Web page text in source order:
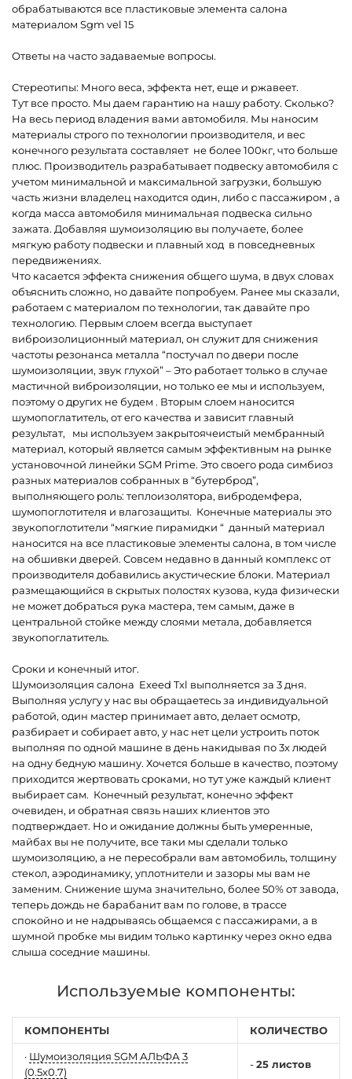
обрабатываются все пластиковые элемента салона
материалом Sgm vel 15
Ответы на часто задаваемые вопросы.
Стереотипы: Много веса, эффекта нет, еще и ржавеет.
Тут все просто. Мы даем гарантию на нашу работу. Сколько?
На весь период владения вами автомобиля. Мы наносим
материалы строго по технологии производителя, и вес
конечного результата составляет не более 100кг, что больше
плюс. Производитель разрабатывает подвеску автомобиля с
учетом минимальной и максимальной загрузки, большую
часть жизни владелец находится один, либо с пассажиром , а
когда масса автомобиля минимальная подвеска сильно
зажата. Добавляя шумоизоляцию вы получаете, более
мягкую работу подвески и плавный ход в повседневных
передвижениях.
Что касается эффекта снижения общего шума, в двух словах
объяснить сложно, но давайте попробуем. Ранее мы сказали,
работаем с материалом по технологии, так давайте про
технологию. Первым слоем всегда выступает
виброизолиционный материал, он служит для снижения
частоты резонанса металла “постучал по двери после
шумоизоляции, звук глухой” – Это работает только в случае
мастичной виброизоляции, но только ее мы и используем,
поэтому о других не будем . Вторым слоем наносится
шумопоглатитель, от его качества и зависит главный
результат, мы используем закрытоячеистый мембранный
материал, который является самым эффективным на рынке
установочной линейки SGM Prime. Это своего рода симбиоз
разных материалов собранных в “бутерброд”,
выполняющего роль: теплоизолятора, вибродемфера,
шумопоглотителя и влагозащиты. Конечные материалы это
звукопоглотители “мягкие пирамидки “ данный материал
наносится на все пластиковые элементы салона, в том числе
на обшивки дверей. Совсем недавно в данный комплекс от
производителя добавились акустические блоки. Материал
размещающийся в скрытых полостях кузова, куда физически
не может добраться рука мастера, тем самым, даже в
центральной стойке между слоями метала, добавляется
звукопоглатитель.
Сроки и конечный итог.
Шумоизоляция салона Exeed Txl выполняется за 3 дня.
Выполняя услугу у нас вы обращаетесь за индивидуальной
работой, один мастер принимает авто, делает осмотр,
разбирает и собирает авто, у нас нет цели устроить поток
выполняя по одной машине в день накидывая по 3х людей
на одну бедную машину. Хочется больше в качество, поэтому
приходится жертвовать сроками, но тут уже каждый клиент
выбирает сам. Конечный результат, конечно эффект
очевиден, и обратная связь наших клиентов это
подтверждает. Но и ожидание должны быть умеренные,
майбах вы не получите, все таки мы сделали только
шумоизоляцию, а не пересобрали вам автомобиль, толщину
стекол, аэродинамику, уплотнители и зазоры мы вам не
заменим. Снижение шума значительно, более 50% от завода,
теперь дождь не барабанит вам по голове, в трассе
спокойно и не надрываясь общаемся с пассажирами, а в
шумной пробке мы видим только картинку через окно едва
слыша соседние машины.
Используемые компоненты:
КОМПОНЕНТЫ КОЛИЧЕСТВО
· Шумоизоляция SGM АЛЬФА 3
(0.5x0.7)
-25 листов